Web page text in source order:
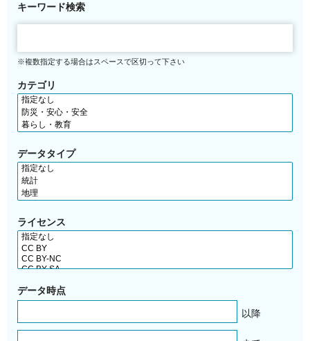
キーワード検索
※複数指定する場合はスペースで区切って下さい
カテゴリ
データタイプ
ライセンス
データ時点
以降